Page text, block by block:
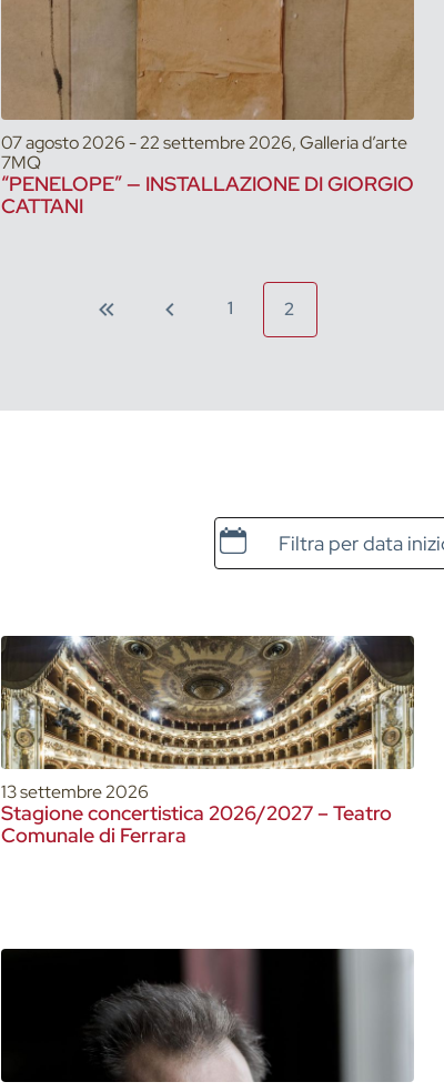
07 agosto 2026 - 22 settembre 2026, Galleria d’arte
7MQ
“PENELOPE” — INSTALLAZIONE DI GIORGIO
CATTANI
1 2
Data e ora di inizio
13 settembre 2026
Stagione concertistica 2026/2027 – Teatro
Comunale di Ferrara